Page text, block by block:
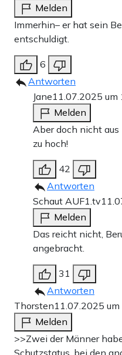
Melden
Immerhin– er hat sein
entschuldigt.
6
Antworten
Jane11.07.2025 um
Melden
Aber doch nicht aus
zu hoch!
42
Antworten
Schaut AUF1.tv
Melden
Das reicht nicht,
angebracht.
31
Antworten
Thorsten11.07.2025
Melden
>>Zwei der Männer
Schutzstatus, bei den